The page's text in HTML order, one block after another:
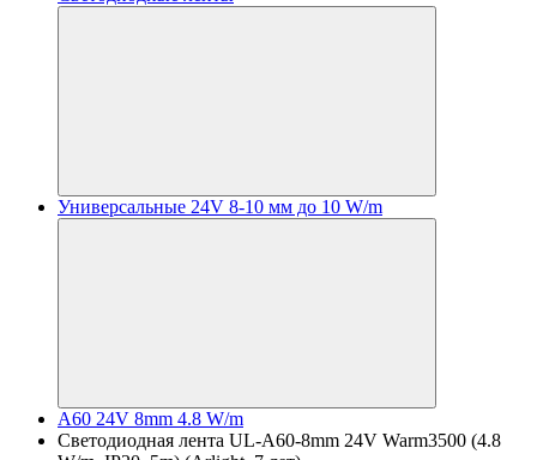
Универсальные 24V 8-10 мм до 10 W/m
A60 24V 8mm 4.8 W/m
Светодиодная лента UL-A60-8mm 24V Warm3500 (4.8